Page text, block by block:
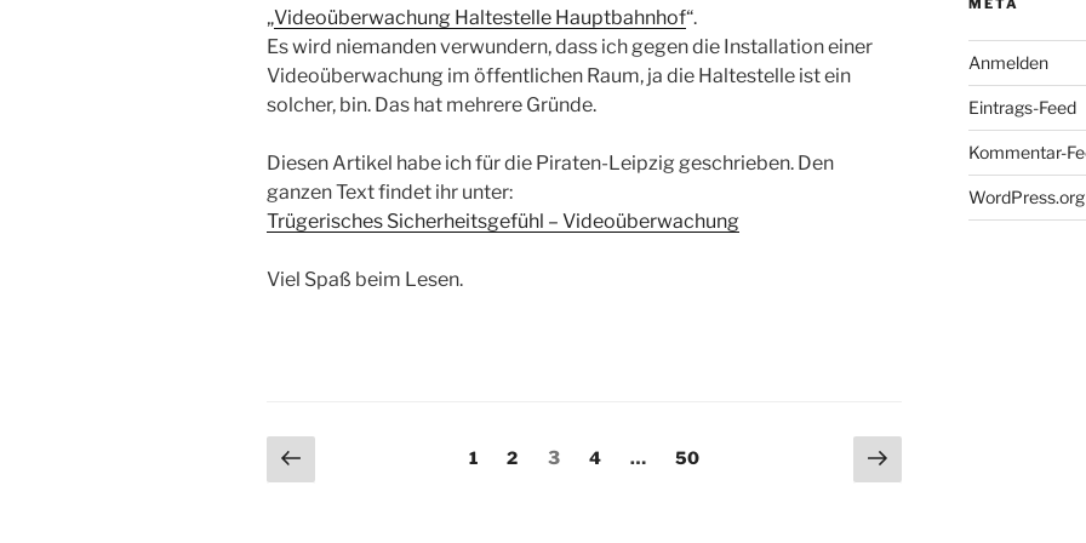
„Videoüberwachung Haltestelle Hauptbahnhof“.
Es wird niemanden verwundern, dass ich gegen die Installation einer
Videoüberwachung im öffentlichen Raum, ja die Haltestelle ist ein
solcher, bin. Das hat mehrere Gründe.
Diesen Artikel habe ich für die Piraten-Leipzig geschrieben. Den
ganzen Text findet ihr unter:
Trügerisches Sicherheitsgefühl – Videoüberwachung
Viel Spaß beim Lesen.
Seitennummerierung
Vorherige
Seite
Seite
1 Seite
2 Seite
3 Seite
4 … Seite
50
Nächste
Seite
META
Anmelden
Eintrags-Feed
Kommentar-
WordPress.org